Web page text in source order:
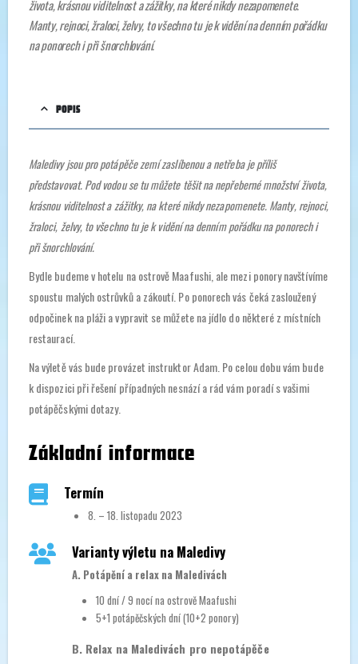
života, krásnou viditelnost a zážitky, na které nikdy nezapomenete.
Manty, rejnoci, žraloci, želvy, to všechno tu je k vidění na denním pořádku
na ponorech i při šnorchlování.
POPIS
Maledivy jsou pro potápěče zemí zaslíbenou a netřeba je příliš
představovat. Pod vodou se tu můžete těšit na nepřeberné množství života,
krásnou viditelnost a zážitky, na které nikdy nezapomenete. Manty, rejnoci,
žraloci, želvy, to všechno tu je k vidění na denním pořádku na ponorech i
při šnorchlování.
Bydle budeme v hotelu na ostrově Maafushi, ale mezi ponory navštívíme
spoustu malých ostrůvků a zákoutí. Po ponorech vás čeká zasloužený
odpočinek na pláži a vypravit se můžete na jídlo do některé z místních
restaurací.
Na výletě vás bude provázet instruktor Adam. Po celou dobu vám bude
k dispozici při řešení případných nesnází a rád vám poradí s vašimi
potápěčskými dotazy.
Základní informace
Termín
8. – 18. listopadu 2023
Varianty výletu na Maledivy
A. Potápění a relax na Maledivách
10 dní / 9 nocí na ostrově Maafushi
5+1 potápěčských dní (10+2 ponory)
B. Relax na Maledivách pro nepotápěče